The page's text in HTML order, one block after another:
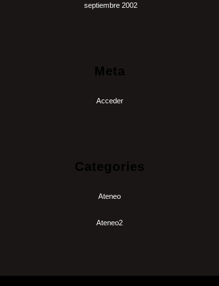
septiembre 2002
Meta
Acceder
Categories
Ateneo
Ateneo2